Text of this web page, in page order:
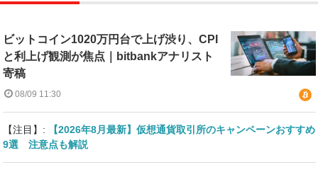
ビットコイン1020万円台で上げ渋り、CPI
と利上げ観測が焦点｜bitbankアナリスト
寄稿
08/09 11:30
【注目】:
【2026年8月最新】仮想通貨取引所のキャンペーンおすすめ
9選 注意点も解説